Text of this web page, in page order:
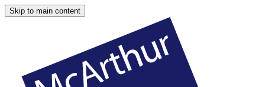
Skip to main content